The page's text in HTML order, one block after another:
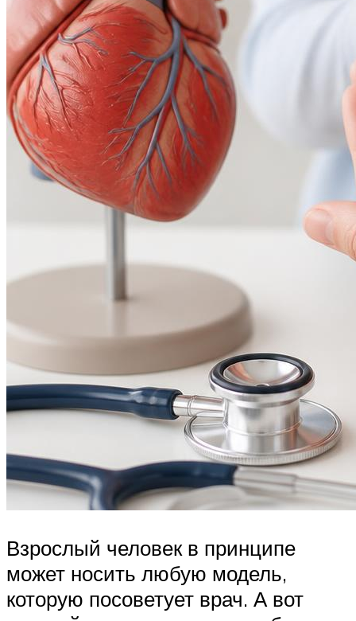
Взрослый человек в принципе
может носить любую модель,
которую посоветует врач. А вот